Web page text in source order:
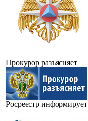
Прокурор разъясняет
Росреестр информирует